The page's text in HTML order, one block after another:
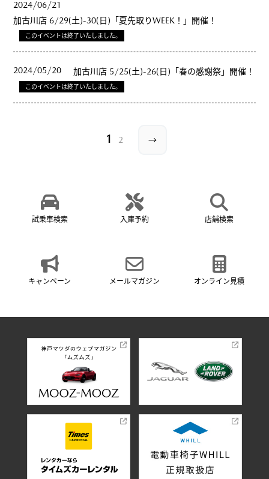
2024/06/21
加古川店 6/29(土)-30(日)「夏先取りWEEK！」開催！
このイベントは終了いたしました。
2024/05/20 加古川店 5/25(土)-26(日)「春の感謝祭」開催！
このイベントは終了いたしました。
1 2 →
試乗車検索 入庫予約 店舗検索
キャンペーン メールマガジン オンライン見積